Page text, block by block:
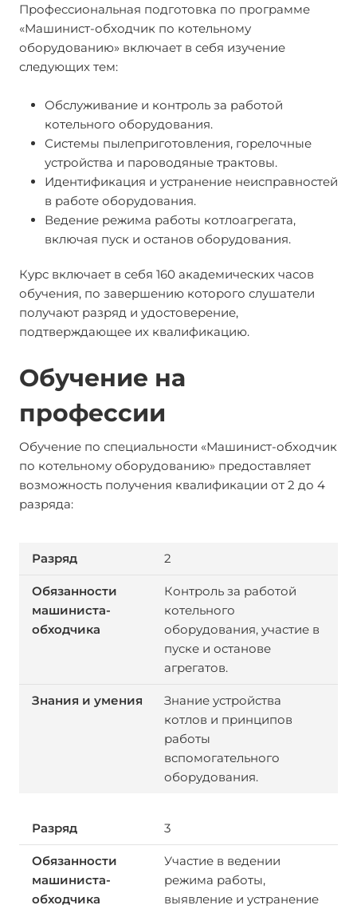
Профессиональная подготовка по программе
«Машинист-обходчик по котельному
оборудованию» включает в себя изучение
следующих тем:
Обслуживание и контроль за работой
котельного оборудования.
Системы пылеприготовления, горелочные
устройства и пароводяные трактовы.
Идентификация и устранение неисправностей
в работе оборудования.
Ведение режима работы котлоагрегата,
включая пуск и останов оборудования.
Курс включает в себя 160 академических часов
обучения, по завершению которого слушатели
получают разряд и удостоверение,
подтверждающее их квалификацию.
Обучение на
профессии
Обучение по специальности «Машинист-обходчик
по котельному оборудованию» предоставляет
возможность получения квалификации от 2 до 4
разряда:
2
Контроль за работой
котельного
оборудования, участие в
пуске и останове
агрегатов.
Знание устройства
котлов и принципов
работы
вспомогательного
оборудования.
3
Участие в ведении
режима работы,
выявление и устранение